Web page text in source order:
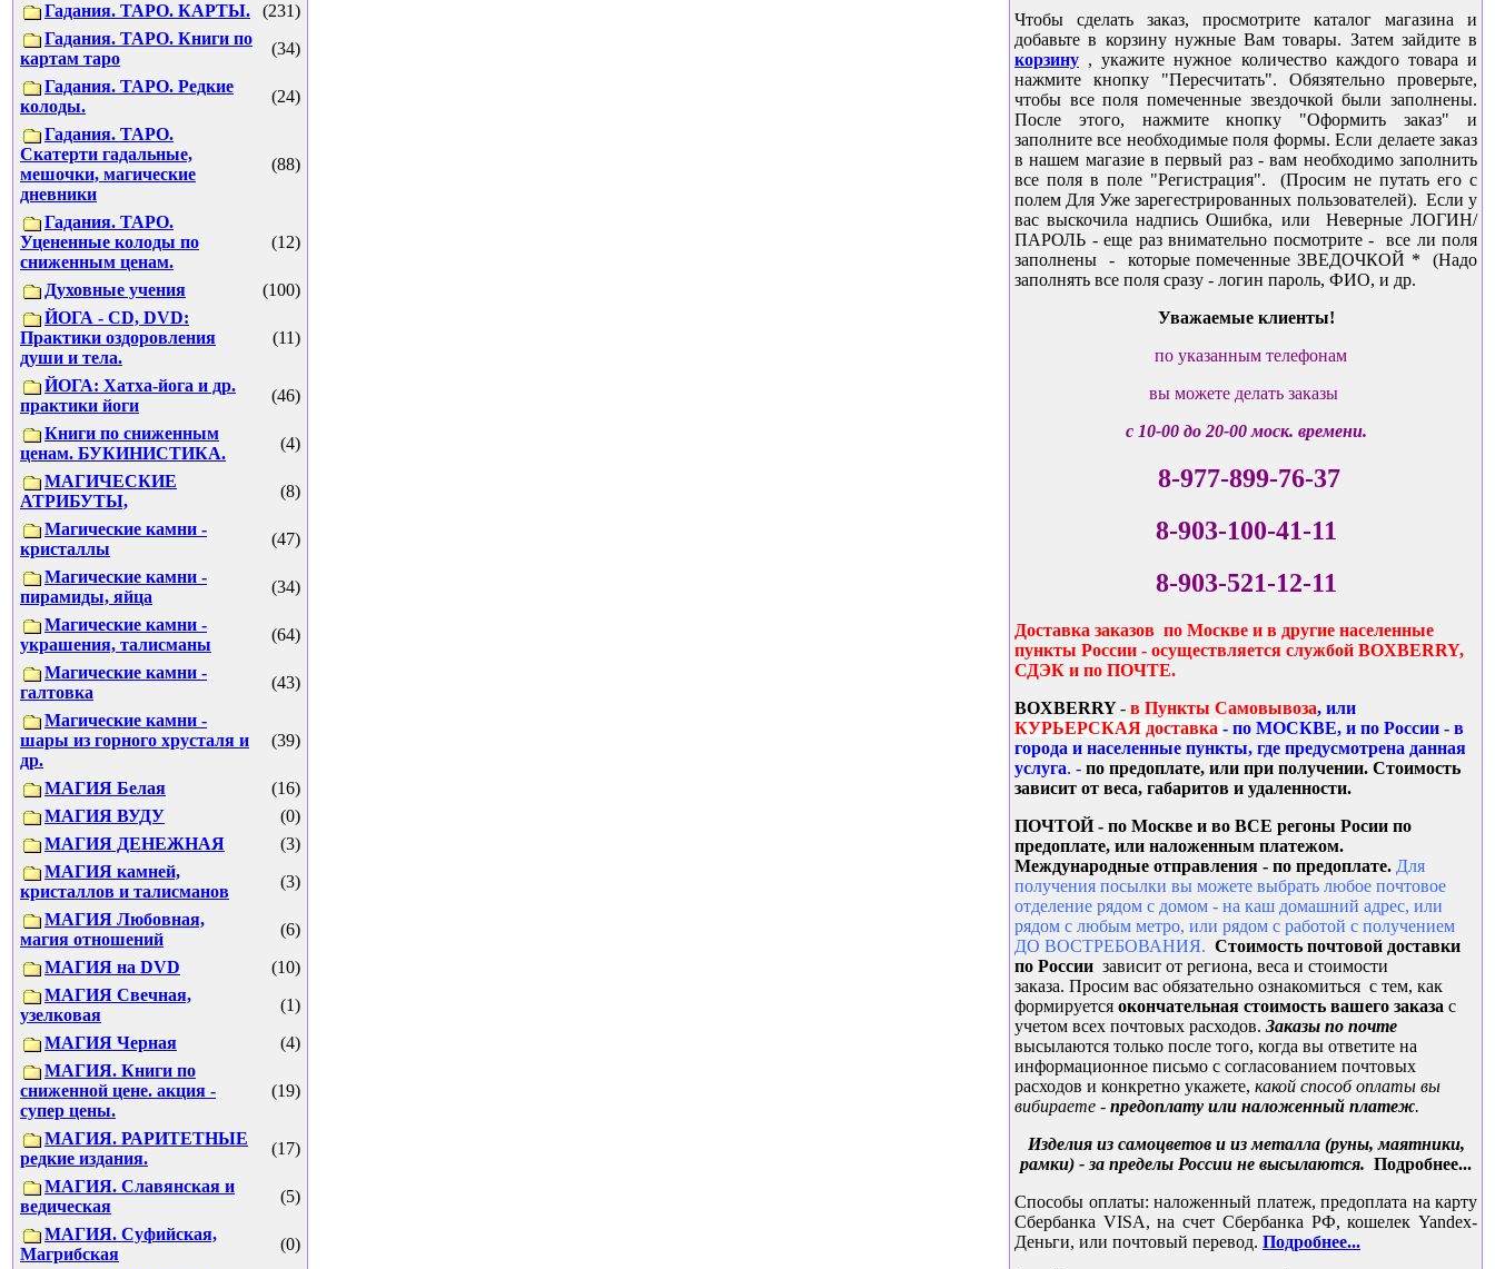
Гадания. ТАРО. КАРТЫ.
(231)
Гадания. ТАРО. Книги по
картам таро
(34)
Гадания. ТАРО. Редкие
колоды.
(24)
Гадания. ТАРО.
Скатерти гадальные,
мешочки, магические
дневники
(88)
Гадания. ТАРО.
Уцененные колоды по
сниженным ценам.
(12)
Духовные учения
(100)
ЙОГА - CD, DVD:
Практики оздоровления
души и тела.
(11)
ЙОГА: Хатха-йога и др.
практики йоги
(46)
Книги по сниженным
ценам. БУКИНИСТИКА.
(4)
МАГИЧЕСКИЕ
АТРИБУТЫ,
(8)
Магические камни -
кристаллы
(47)
Магические камни -
пирамиды, яйца
(34)
Магические камни -
украшения, талисманы
(64)
Магические камни -
галтовка
(43)
Магические камни -
шары из горного хрусталя и
др.
(39)
МАГИЯ Белая
(16)
МАГИЯ ВУДУ
(0)
МАГИЯ ДЕНЕЖНАЯ
(3)
МАГИЯ камней,
кристаллов и талисманов
(3)
МАГИЯ Любовная,
магия отношений
(6)
МАГИЯ на DVD
(10)
МАГИЯ Свечная,
узелковая
(1)
МАГИЯ Черная
(4)
МАГИЯ. Книги по
сниженной цене. акция -
супер цены.
(19)
МАГИЯ. РАРИТЕТНЫЕ
редкие издания.
(17)
МАГИЯ. Славянская и
ведическая
(5)
МАГИЯ. Суфийская,
Магрибская
(0)
Чтобы сделать заказ, просмотрите каталог магазина и
добавьте в корзину нужные Вам товары. Затем зайдите в
корзину , укажите нужное количество каждого товара и
нажмите кнопку "Пересчитать". Обязятельно проверьте,
чтобы все поля помеченные звездочкой были заполнены.
После этого, нажмите кнопку "Оформить заказ" и
заполните все необходимые поля формы. Если делаете заказ
в нашем магазие в первый раз - вам необходимо заполнить
все поля в поле "Регистрация". (Просим не путать его с
полем Для Уже зарегестрированных пользователей). Если у
вас выскочила надпись Ошибка, или Неверные ЛОГИН/
ПАРОЛЬ - еще раз внимательно посмотрите - все ли поля
заполнены - которые помеченные ЗВЕДОЧКОЙ * (Надо
заполнять все поля сразу - логин пароль, ФИО, и др.
Уважаемые клиенты!
по указанным телефонам
вы можете делать заказы
с 10-00 до 20-00 моск. времени.
8-977-899-76-37
8-903-100-41-11
8-903-521-12-11
Доставка заказов по Москве и в другие населенные
пункты России - осуществляется службой BOXBERRY,
СДЭК и по ПОЧТЕ.
BOXBERRY- в Пункты Самовывоза, или
КУРЬЕРСКАЯ доставка - по МОСКВЕ, и по России - в
города и населенные пункты, где предусмотрена данная
услуга. - по предоплате, или при получении. Стоимость
зависит от веса, габаритов и удаленности.
ПОЧТОЙ - по Москве и во ВСЕ регоны Росии по
предоплате, или наложенным платежом.
Международные отправления - по предоплате. Для
получения посылки вы можете выбрать любое почтовое
отделение рядом с домом - на каш домашний адрес, или
рядом с любым метро, или рядом с работой с получением
ДО ВОСТРЕБОВАНИЯ. Стоимость почтовой доставки
по России зависит от региона, веса и стоимости
заказа. Просим вас обязательно ознакомиться с тем, как
формируется окончательная стоимость вашего заказа с
учетом всех почтовых расходов. Заказы по почте
высылаются только после того, когда вы ответите на
информационное письмо с согласованием почтовых
расходов и конкретно укажете, какой способ оплаты вы
вибираете - предоплату или наложенный платеж.
Изделия из самоцветов и из металла (руны, маятники,
рамки) - за пределы России не высылаются. Подробнее...
Способы оплаты: наложенный платеж, предоплата на карту
Сбербанка VISA, на счет Сбербанка РФ, кошелек Yandex-
Деньги, или почтовый перевод. Подробнее...